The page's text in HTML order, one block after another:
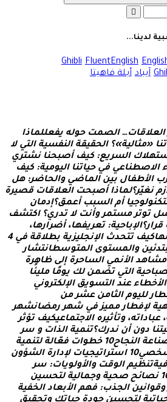
FluentEnglish
Ghibli
آيباد أبلة فاهيتا
لقات… الصمت حول ه يفعللماذا
م ثالية»؟ الح قيقة النفسية التي ل
لك السريع: كيف أص بحنا نش تري
صطناعي في حيا تنا اليومية: كيف
لطفال بين الم اضي والحاضر: هل
غير؟لماذا أص بحت الع لقات قصيرة
لوجيا أم لسبب أعمق؟إدمان
توت ر مستمر وأنت ل ت در ي؟ اكت شف
ر؟الباحية: تعر يفها، أض رارها،
يف تتح دث الن جليزية بط لقة في 4
ين والمستوى الم توسطانتشار
اهد النمي الساحرة إلى ظاهرة
حية التي تض من لك يوم ا ملي ئا
طاء عند التسويق الل كتروني
لليوم الثامن عشر من
لف طار مميز في شهر رمضانشهر
ا داته، وتأ ثيره الجتماعيكيف تؤث ر
دون أن ندر ك؟تنمية الذا ت و سر
ة النجاح 10 خط وات فع الة لتنمية
ي 10 اس تراتيجيات لد رة الشؤون
تنظيم الوقت وال ولويات: سر
ائح صحية وجمالية لتح سين
انين الج ذب: فه م البعاد الخفية